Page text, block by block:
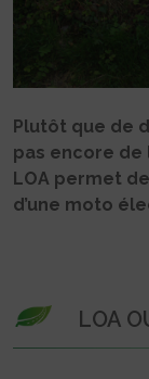
Plutôt que de
pas encore de
LOA permet
d’une moto
LOA